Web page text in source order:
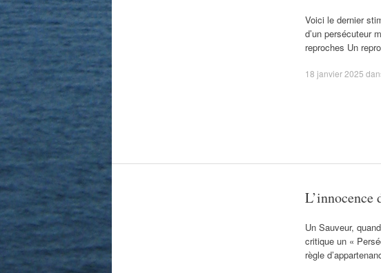
Voici le dernier
d’un persécuteur
reproches Un
18 janvier 2025
L’innocence
Un Sauveur,
critique un «
règle